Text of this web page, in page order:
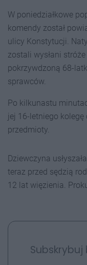
W poniedziałkowe
komendy został
ulicy Konstytucji.
zostali wysłani
pokrzywdzoną 68-
sprawców.
Po kilkunastu
jej 16-letniego
przedmioty.
Dziewczyna
teraz przed sędzią
12 lat więzienia.